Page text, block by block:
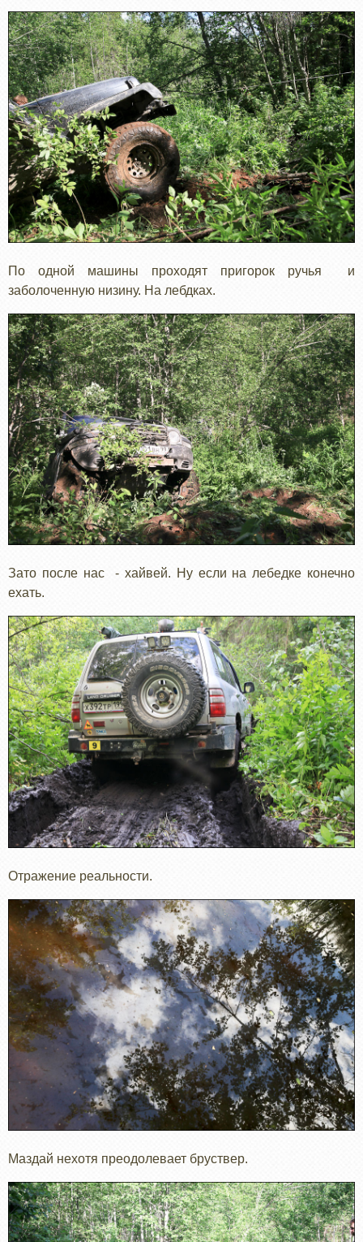
По одной машины проходят пригорок ручья и
заболоченную низину. На лебдках.
Зато после нас - хайвей. Ну если на лебедке конечно
ехать.
Отражение реальности.
Маздай нехотя преодолевает бруствер.